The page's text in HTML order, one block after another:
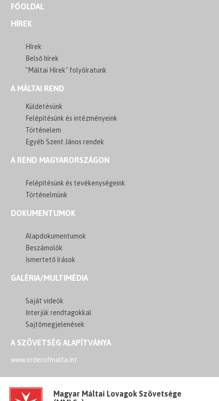
FŐOLDAL
HÍREK
Hírek
Belső hírek
"Máltai Hírek" folyóíratunk
A MÁLTAI REND
Küldetésünk
Felépítésünk és intézményeink
Történelem
Egyéb Szent János rendek
A REND MAGYARORSZÁGON
Felépítésünk és tevékenységeink
Történelmünk
DOKUMENTUMOK
Alapdokumentumok
Beszámolók
Ismertető írások
GALÉRIA/MULTIMÉDIA
Saját videók
Interjúk rendtagokkal
Sajtómegjelenések
A SZÖVETSÉG ALAPÍTVÁNYA
www.orderofmalta.int
Magyar Máltai Lovagok Szövetsége